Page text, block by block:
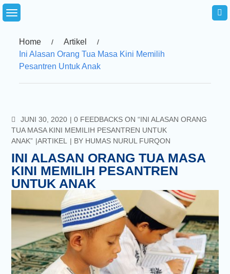
Skip
Home
Artikel
Ini Alasan Orang Tua Masa Kini Memilih
Pesantren Untuk Anak
JUNI 30, 2020 COMMENTS
0 FEEDBACKS ON “INI ALASAN ORANG
TUA MASA KINI MEMILIH PESANTREN UNTUK
ANAK” ARTIKEL BY HUMAS NURUL FURQON
INI ALASAN ORANG TUA MASA
KINI MEMILIH PESANTREN
UNTUK ANAK